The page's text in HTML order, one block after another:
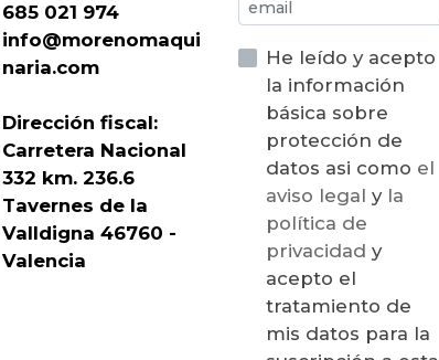
685 021 974
info@morenomaqui
naria.com
Dirección fiscal:
Carretera Nacional
332 km. 236.6
Tavernes de la
Valldigna 46760 -
Valencia
He leído y acepto
la información
básica sobre
protección de
datos asi como el
aviso legaly la
política de
privacidady
acepto el
tratamiento de
mis datos para la